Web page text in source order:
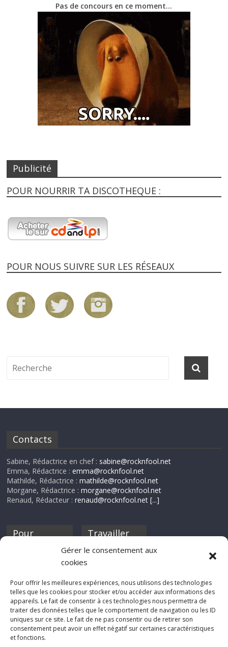
Gérer le consentement aux
cookies
Pour offrir les meilleures expériences, nous utilisons des technologies
telles que les cookies pour stocker et/ou accéder aux informations des
appareils. Le fait de consentir à ces technologies nous permettra de
traiter des données telles que le comportement de navigation ou les ID
uniques sur ce site. Le fait de ne pas consentir ou de retirer son
consentement peut avoir un effet négatif sur certaines caractéristiques
et fonctions.
Pas de concours en ce moment…
Publicité
POUR NOURRIR TA DISCOTHEQUE :
POUR NOUS SUIVRE SUR LES RÉSEAUX
Contacts
Sabine, Rédactrice en chef : sabine@rocknfool.net
Emma, Rédactrice :emma@rocknfool.net
Mathilde, Rédactrice :mathilde@rocknfool.net
Morgane, Rédactrice :morgane@rocknfool.net
Renaud, Rédacteur :renaud@rocknfool.net [...]
Pour
discothèque
Travailler
Si tu souhaites
Rocknfool, n'hésite
pas à nous envoyer
tes chroniques de
concerts, de films,
séries ou des billets
d'humeur :